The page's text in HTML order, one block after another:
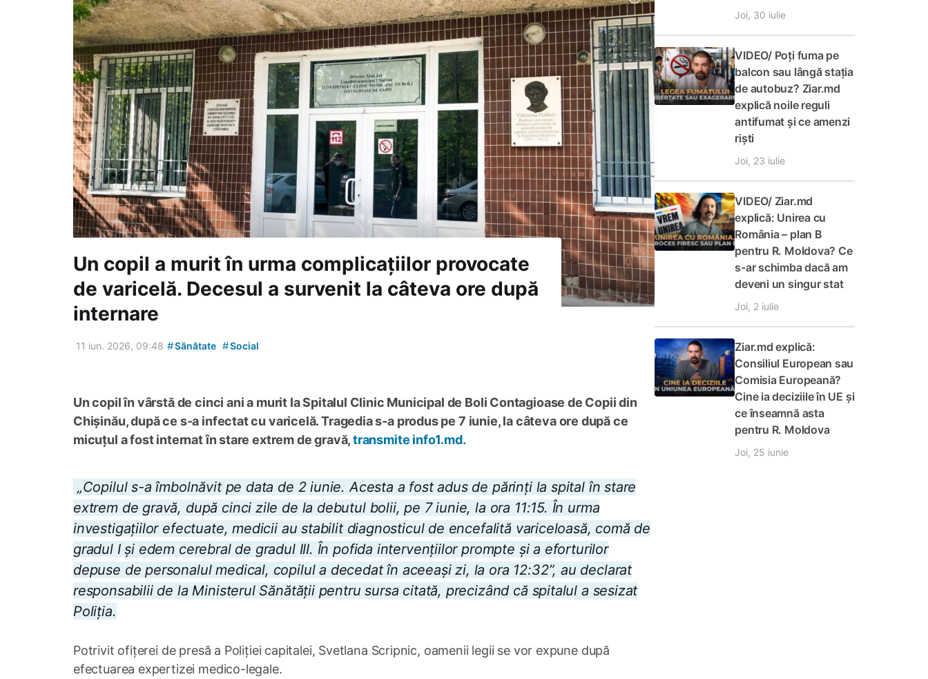
Un copil a murit în urma complicațiilor provocate
de varicelă. Decesul a survenit la câteva ore după
internare
11 iun. 2026, 09:48 #Sănătate #Social
Un copil în vârstă de cinci ani a murit la Spitalul Clinic Municipal de Boli Contagioase de Copii din
Chișinău, după ce s-a infectat cu varicelă. Tragedia s-a produs pe 7 iunie, la câteva ore după ce
micuțul a fost internat în stare extrem de gravă,transmite info1.md.
„Copilul s-a îmbolnăvit pe data de 2 iunie. Acesta a fost adus de părinți la spital în stare
extrem de gravă, după cinci zile de la debutul bolii, pe 7 iunie, la ora 11:15. În urma
investigațiilor efectuate, medicii au stabilit diagnosticul de encefalită variceloasă, comă de
gradul I și edem cerebral de gradul III. În pofida intervențiilor prompte și a eforturilor
depuse de personalul medical, copilul a decedat în aceeași zi, la ora 12:32”, au declarat
responsabilii de la Ministerul Sănătății pentru sursa citată, precizând că spitalul a sesizat
Poliția.
Potrivit ofițerei de presă a Poliției capitalei, Svetlana Scripnic, oamenii legii se vor expune după
efectuarea expertizei medico-legale.
Joi, 30 iulie
VIDEO/ Poți fuma pe
balcon sau lângă stația
de autobuz? Ziar.md
explică noile reguli
antifumat și ce amenzi
riști
Joi, 23 iulie
VIDEO/ Ziar.md
explică: Unirea cu
România – plan B
pentru R. Moldova? Ce
s-ar schimba dacă am
deveni un singur stat
Joi, 2 iulie
Ziar.md explică:
Consiliul European sau
Comisia Europeană?
Cine ia deciziile în UE și
ce înseamnă asta
pentru R. Moldova
Joi, 25 iunie